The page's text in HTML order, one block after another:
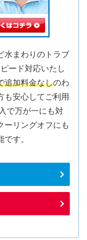
水まわりのトラブ
ード対応いたし
追加料金なしのわ
も安心してご利用
で万が一にも対
ーリングオフにも
す。